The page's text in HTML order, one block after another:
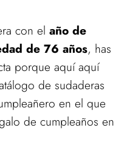
con el año de
de 76 años, has
porque aquí aquí
de sudaderas
en el que
de cumpleaños en